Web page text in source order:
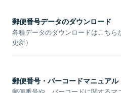
郵便番号データのダウンロード
各種データのダウンロードはこちら
更新）
郵便番号・バーコードマニュアル
郵便番号や、バーコードに関するマ